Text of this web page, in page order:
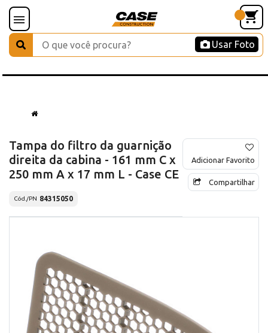
Usar Foto
Tampa do filtro da guarnição
direita da cabina - 161 mm C x
250 mm A x 17 mm L - Case CE
Cód./PN 84315050
Adicionar Favorito
Compartilhar